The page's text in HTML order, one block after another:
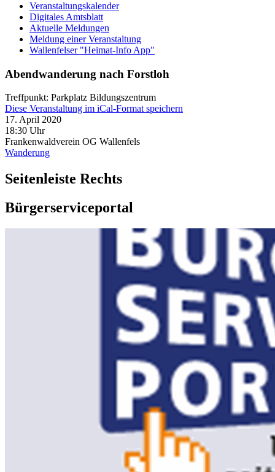
Veranstaltungskalender
Digitales Amtsblatt
Aktuelle Meldungen
Meldung einer Veranstaltung
Wallenfelser "Heimat-Info App"
Abendwanderung nach Forstloh
Treffpunkt: Parkplatz Bildungszentrum
Diese Veranstaltung im iCal-Format speichern
17. April 2020
18:30 Uhr
Frankenwaldverein OG Wallenfels
Wanderung
Seitenleiste Rechts
Bürgerserviceportal